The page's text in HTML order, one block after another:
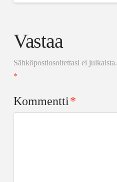
Vastaa
Sähköpostiosoitettasi ei julkaista.
*
Kommentti*